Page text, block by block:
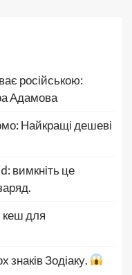
російською:
Адамова
Найкращі дешеві
вимкніть це
кеш для
знаків Зодіаку.